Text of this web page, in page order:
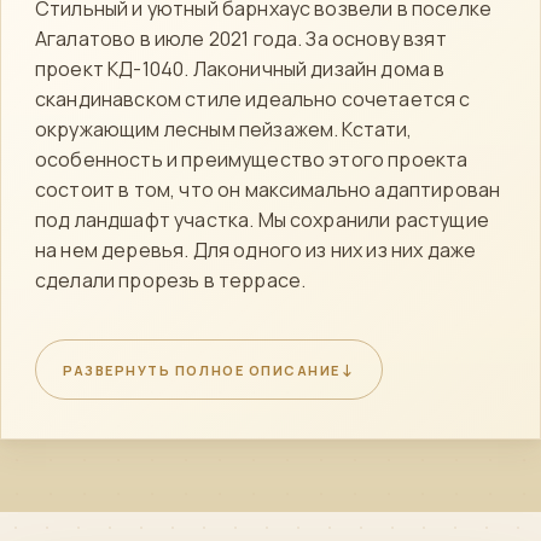
Стильный и уютный барнхаус возвели в поселке
Агалатово в июле 2021 года. За основу взят
проект КД-1040. Лаконичный дизайн дома в
скандинавском стиле идеально сочетается с
окружающим лесным пейзажем. Кстати,
особенность и преимущество этого проекта
состоит в том, что он максимально адаптирован
под ландшафт участка. Мы сохранили растущие
на нем деревья. Для одного из них из них даже
сделали прорезь в террасе.
ведь здесь есть все для постоянного проживания. В
доме обустроены спальни, санузел, кухня-гостиная. В
теплое время года жильцы наслаждаются отдыхом и
дом утеплен современными и экологичными
РАЗВЕРНУТЬ ПОЛНОЕ ОПИСАНИЕ ↓